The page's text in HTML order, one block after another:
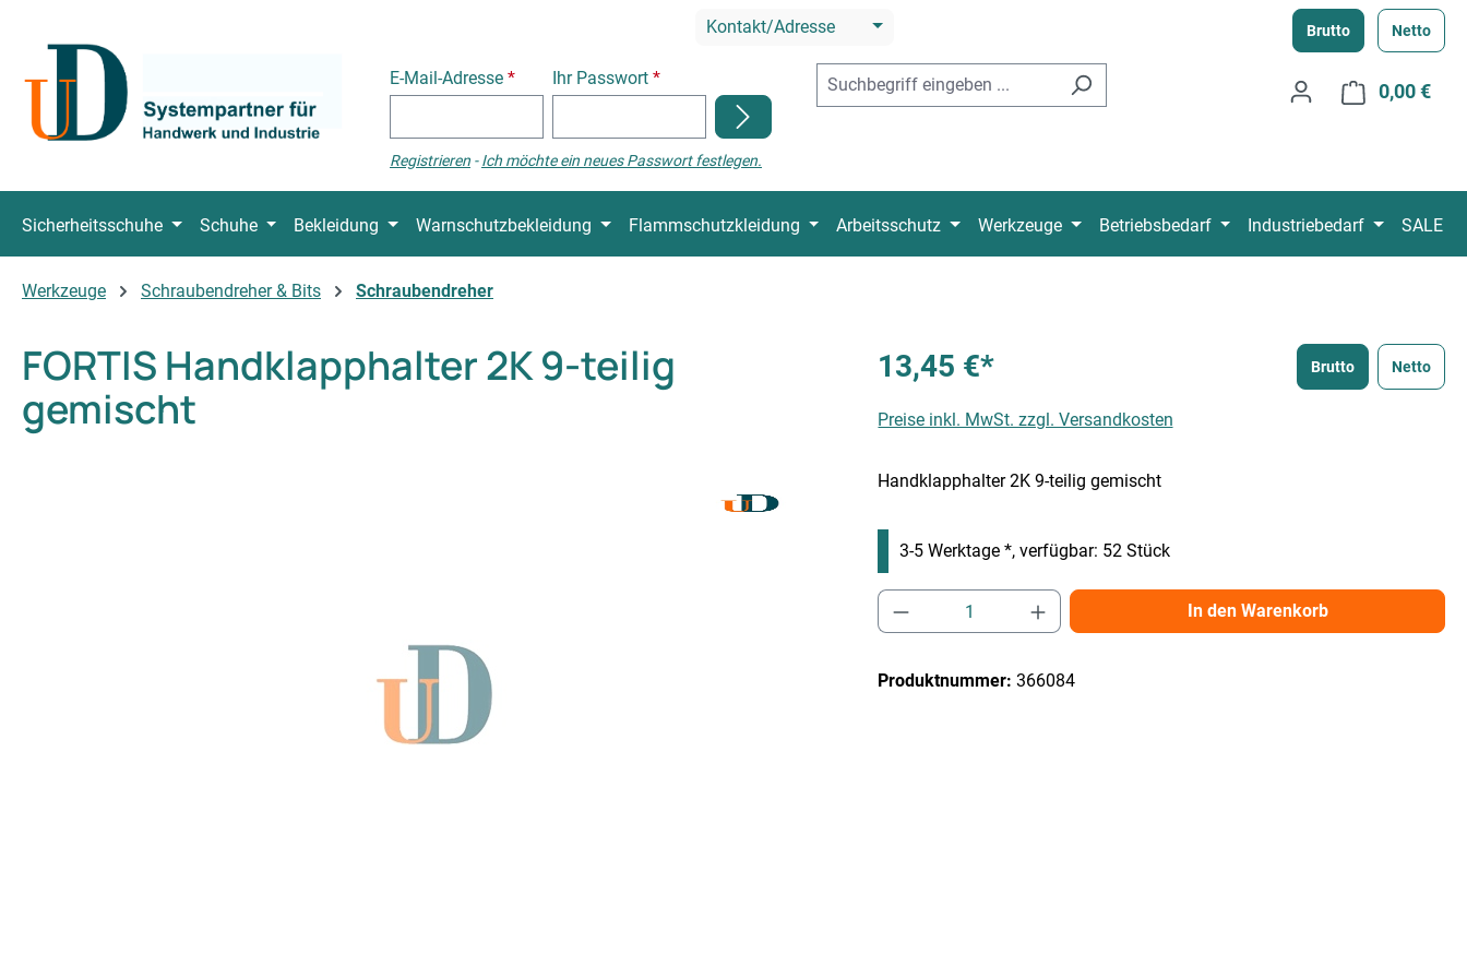
Kontakt/Adresse
E-Mail-Adresse * Ihr Passwort*
Registrieren -Ich möchte ein neues Passwort festlegen.
Brutto Netto
0,00 €
Sicherheitsschuhe Schuhe Bekleidung Warnschutzbekleidung Flammschutzkleidung Arbeitsschutz Werkzeuge Betriebsbedarf Industriebedarf SALE
Werkzeuge Schraubendreher & Bits Schraubendreher
FORTIS Handklapphalter 2K 9-teilig
gemischt
13,45 €* Brutto Netto
Preise inkl. MwSt. zzgl. Versandkosten
Handklapphalter 2K 9-teilig gemischt
3-5 Werktage *, verfügbar: 52 Stück
Produkt Anzahl: Gib den gewünschten Wert ein
In den Warenkorb
Produktnummer: 366084